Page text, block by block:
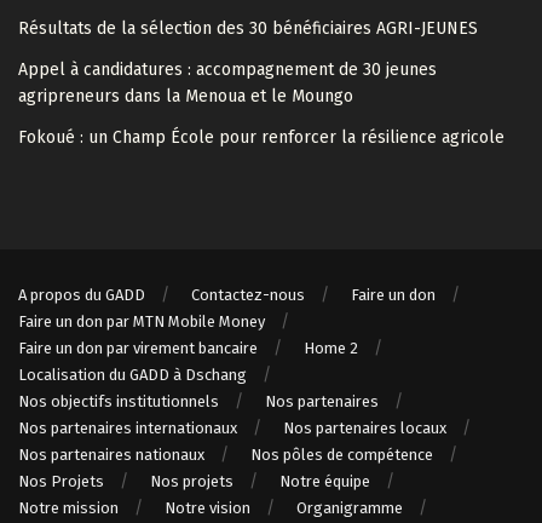
Résultats de la sélection des 30 bénéficiaires AGRI-JEUNES
Appel à candidatures : accompagnement de 30 jeunes
agripreneurs dans la Menoua et le Moungo
Fokoué : un Champ École pour renforcer la résilience agricole
A propos du GADD Contactez-nous
Faire un don
Faire un don par MTN Mobile Money
Faire un don par virement bancaire
Home 2
Localisation du GADD à Dschang
Nos objectifs institutionnels
Nos partenaires
Nos partenaires internationaux
Nos partenaires locaux
Nos partenaires nationaux
Nos pôles de compétence
Nos Projets
Nos projets
Notre équipe
Notre mission
Notre vision Organigramme